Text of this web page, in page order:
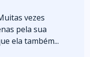
vezes
pela sua
ela também...